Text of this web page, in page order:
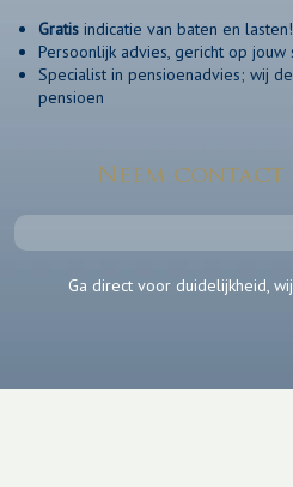
Gratis indicatie van baten en lasten!
Persoonlijk advies, gericht op jouw
Specialist in pensioenadvies; wij
pensioen
Neem contact
Ga direct voor duidelijkheid,